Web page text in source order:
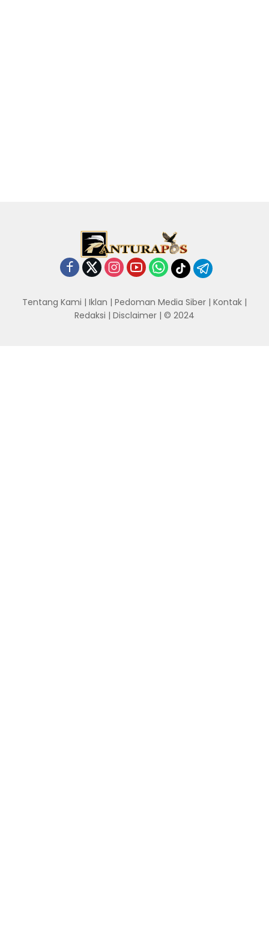
Tentang Kami | Iklan | Pedoman Media Siber | Kontak |
Redaksi | Disclaimer | © 2024